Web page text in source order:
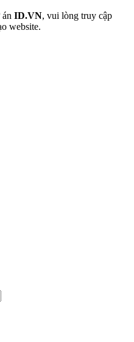
ID.VN, vui lòng truy cập
website.